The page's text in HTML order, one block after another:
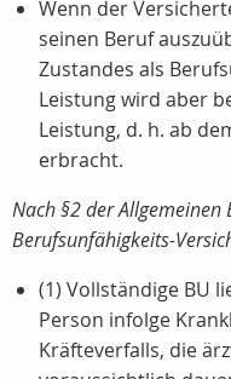
Wenn der
seinen Beruf
Zustandes als
Leistung wird aber
Leistung, d. h. ab
erbracht.
Nach §2 der Allgemeinen
Berufsunfähigkeits-
(1) Vollständige BU
Person infolge
Kräfteverfalls, die